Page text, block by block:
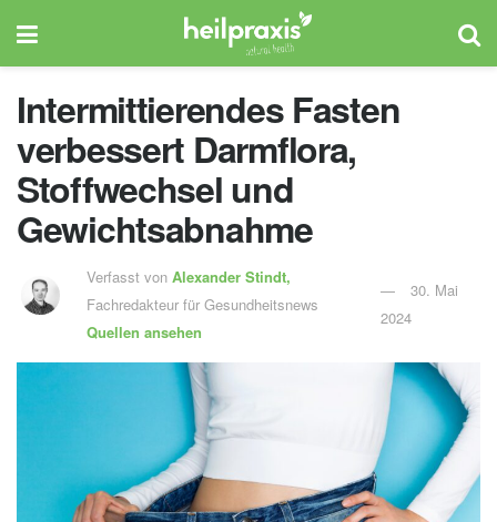
Intermittierendes Fasten
verbessert Darmflora,
Stoffwechsel und
Gewichtsabnahme
Verfasst vonAlexander Stindt,
Fachredakteur für Gesundheitsnews
Quellen ansehen
30. Mai
2024